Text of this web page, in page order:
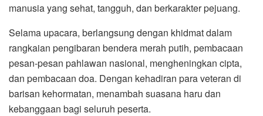
manusia yang sehat, tangguh, dan berkarakter pejuang.
Selama upacara, berlangsung dengan khidmat dalam
rangkaian pengibaran bendera merah putih, pembacaan
pesan-pesan pahlawan nasional, mengheningkan cipta,
dan pembacaan doa. Dengan kehadiran para veteran di
barisan kehormatan, menambah suasana haru dan
kebanggaan bagi seluruh peserta.